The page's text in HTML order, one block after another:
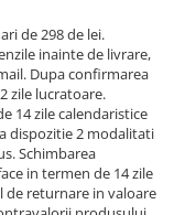
de 298 de lei.
inainte de livrare,
Dupa confirmarea
zile lucratoare.
14 zile calendaristice
dispozitie 2 modalitati
Schimbarea
in termen de 14 zile
de returnare in valoare